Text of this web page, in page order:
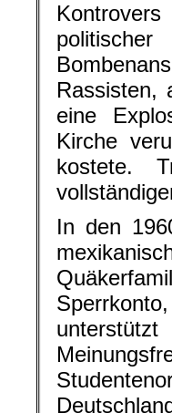
Rassisten,
eine
Kirche
kostete.
In den